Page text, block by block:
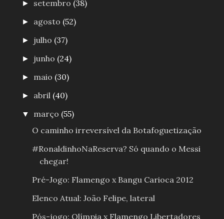
► setembro (38)
► agosto (52)
► julho (37)
► junho (24)
► maio (30)
► abril (40)
▼ março (55)
O caminho irreversível da Botafoguetização
#RonaldinhoNaReserva? Só quando o Messi
chegar!
Pré-Jogo: Flamengo x Bangu Carioca 2012
Elenco Atual: João Felipe, lateral
Pós-jogo: Olímpia x Flamengo Libertadores